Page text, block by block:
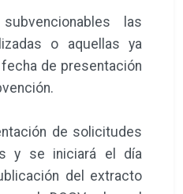
las
o aquellas ya
de presentación
de solicitudes
y se iniciará el día
del extracto